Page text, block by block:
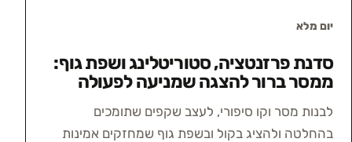
יום מלא
סדנת פרזנטציה, סטוריטלינג ושפת גוף:
ממסר ברור להצגה שמניעה לפעולה
לבנות מסר וקו סיפורי, לעצב שקפים שתומכים
בהחלטה ולהציג בקול ובשפת גוף שמחזקים אמינות